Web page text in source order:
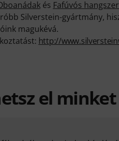
és Fafúvós
Silverstein-gyártmány,
magukévá.
http://
el minket